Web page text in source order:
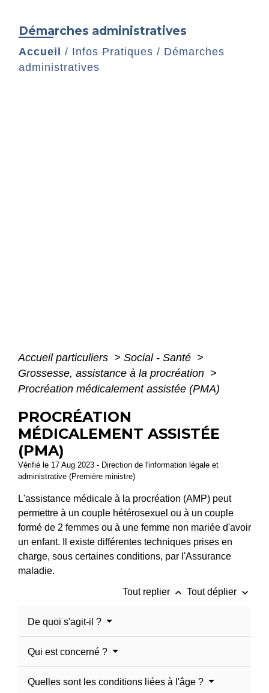
Démarches administratives
Accueil / Infos Pratiques / Démarches
administratives
Accueil particuliers > Social - Santé >
Grossesse, assistance à la procréation >
Procréation médicalement assistée (PMA)
PROCRÉATION
MÉDICALEMENT ASSISTÉE
(PMA)
Vérifié le 17 Aug 2023 - Direction de l'information légale et
administrative (Première ministre)
L'assistance médicale à la procréation (AMP) peut
permettre à un couple hétérosexuel ou à un couple
formé de 2 femmes ou à une femme non mariée d'avoir
un enfant. Il existe différentes techniques prises en
charge, sous certaines conditions, par l'Assurance
maladie.
Tout replier keyboard_arrow_up Tout déplier keyboard_arrow_down
De quoi s'agit-il ?
Qui est concerné ?
Quelles sont les conditions liées à l'âge ?